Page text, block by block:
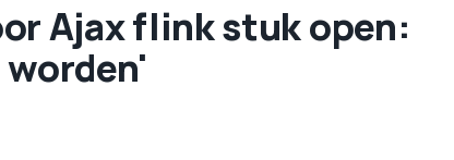
Ajax flink stuk open: